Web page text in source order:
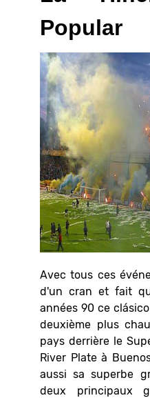
Popular
Avec tous ces
d'un cran et fait
années 90 ce
deuxième plus
pays derrière le
River Plate à
aussi sa superbe
deux principaux